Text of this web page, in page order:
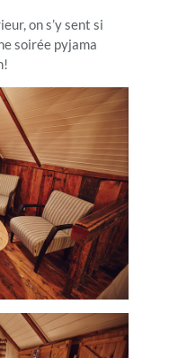
on s’y sent si
soirée pyjama